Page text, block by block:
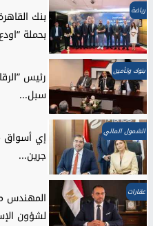
رياضة
بنك
بحملة
بنوك وتأمين
رئيس
سبل...
الشمول المالي
إي أسواق
جرين...
عقارات
المهندس
لشؤون